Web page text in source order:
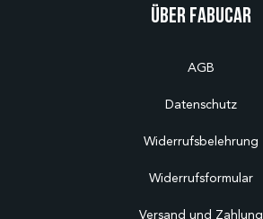
Über Fabucar
AGB
Datenschutz
Widerrufsbelehrung
Widerrufsformular
Versand und Zahlung